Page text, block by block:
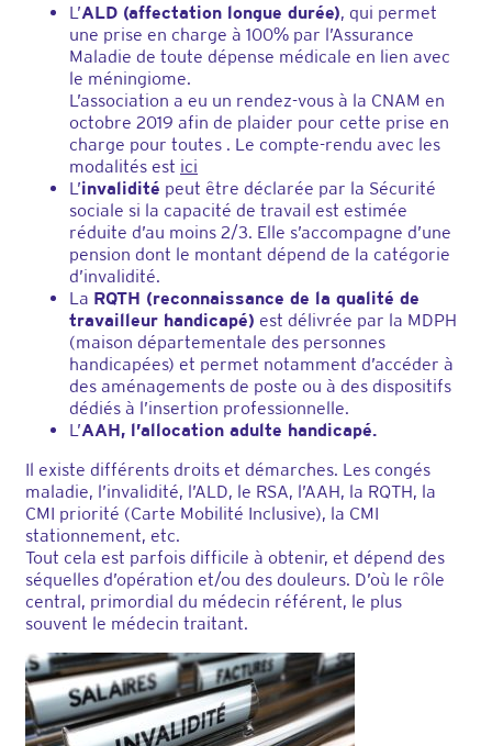
L’ALD (affectation longue durée), qui permet
une prise en charge à 100% par l’Assurance
Maladie de toute dépense médicale en lien avec
le méningiome.
L’association a eu un rendez-vous à la CNAM en
octobre 2019 afin de plaider pour cette prise en
charge pour toutes . Le compte-rendu avec les
modalités est ici
L’invalidité peut être déclarée par la Sécurité
sociale si la capacité de travail est estimée
réduite d’au moins 2/3. Elle s’accompagne d’une
pension dont le montant dépend de la catégorie
d’invalidité.
La RQTH (reconnaissance de la qualité de
travailleur handicapé) est délivrée par la MDPH
(maison départementale des personnes
handicapées) et permet notamment d’accéder à
des aménagements de poste ou à des dispositifs
dédiés à l’insertion professionnelle.
L’AAH, l’allocation adulte handicapé.
Il existe différents droits et démarches. Les congés
maladie, l’invalidité, l’ALD, le RSA, l’AAH, la RQTH, la
CMI priorité (Carte Mobilité Inclusive), la CMI
stationnement, etc.
Tout cela est parfois difficile à obtenir, et dépend des
séquelles d’opération et/ou des douleurs. D’où le rôle
central, primordial du médecin référent, le plus
souvent le médecin traitant.